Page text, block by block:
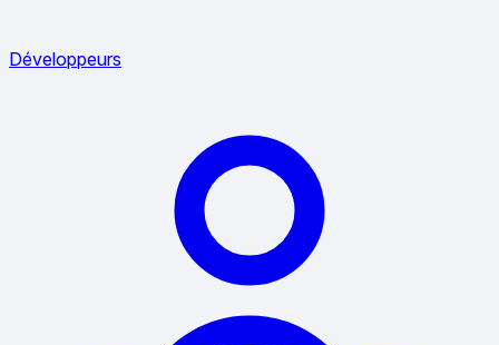
Développeurs